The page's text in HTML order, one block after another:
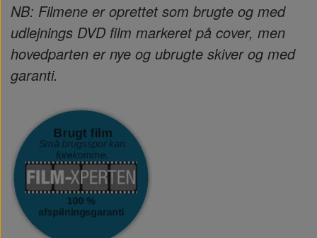
NB: Filmene er oprettet som brugte og med
udlejnings DVD film markeret på cover, men
hovedparten er nye og ubrugte skiver og med
garanti.